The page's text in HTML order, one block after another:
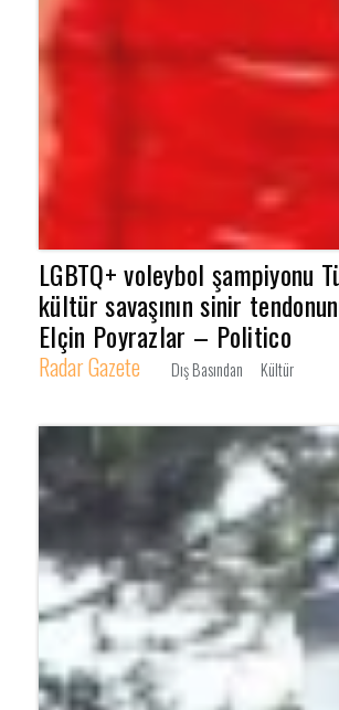
LGBTQ+ voleybol şampiyonu
kültür savaşının sinir
Elçin Poyrazlar – Politico
Radar Gazete Dış Basından Kültür